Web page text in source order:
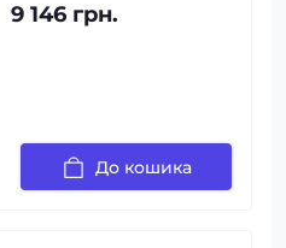
9 146 грн.
До кошика